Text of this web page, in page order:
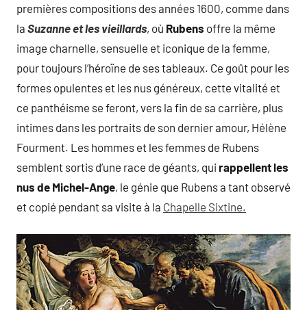
premières compositions des années 1600, comme dans
la Suzanne et les vieillards, où Rubens offre la même
image charnelle, sensuelle et iconique de la femme,
pour toujours l’héroïne de ses tableaux. Ce goût pour les
formes opulentes et les nus généreux, cette vitalité et
ce panthéisme se feront, vers la fin de sa carrière, plus
intimes dans les portraits de son dernier amour, Hélène
Fourment. Les hommes et les femmes de Rubens
semblent sortis d’une race de géants, qui rappellent les
nus de Michel-Ange, le génie que Rubens a tant observé
et copié pendant sa visite à la Chapelle Sixtine.